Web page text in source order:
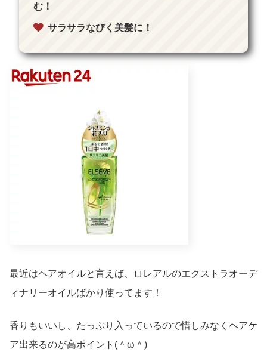
む！
サラサラなびく美髪に！
最近はヘアオイルと言えば、ロレアルのエクストラオーデ
ィナリーオイルばかり使ってます！
香りもいいし、たっぷり入っているので惜しみなくヘアケ
ア出来るのが高ポイント(＾ω＾)